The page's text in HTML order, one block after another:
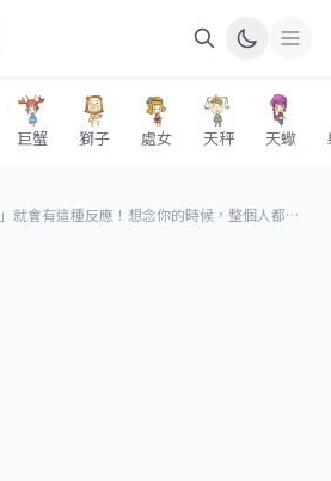
巨蟹 獅子 處女 天秤 天蠍
12星座「正在想你」就會有這種反應！想念你的時候，整個人都不像自己了！